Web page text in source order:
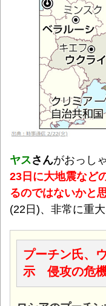
ヤスさんがおっし
23日に大地震など
るのではないかと
(22日)、非常に重
プーチン氏、
示 侵攻の危